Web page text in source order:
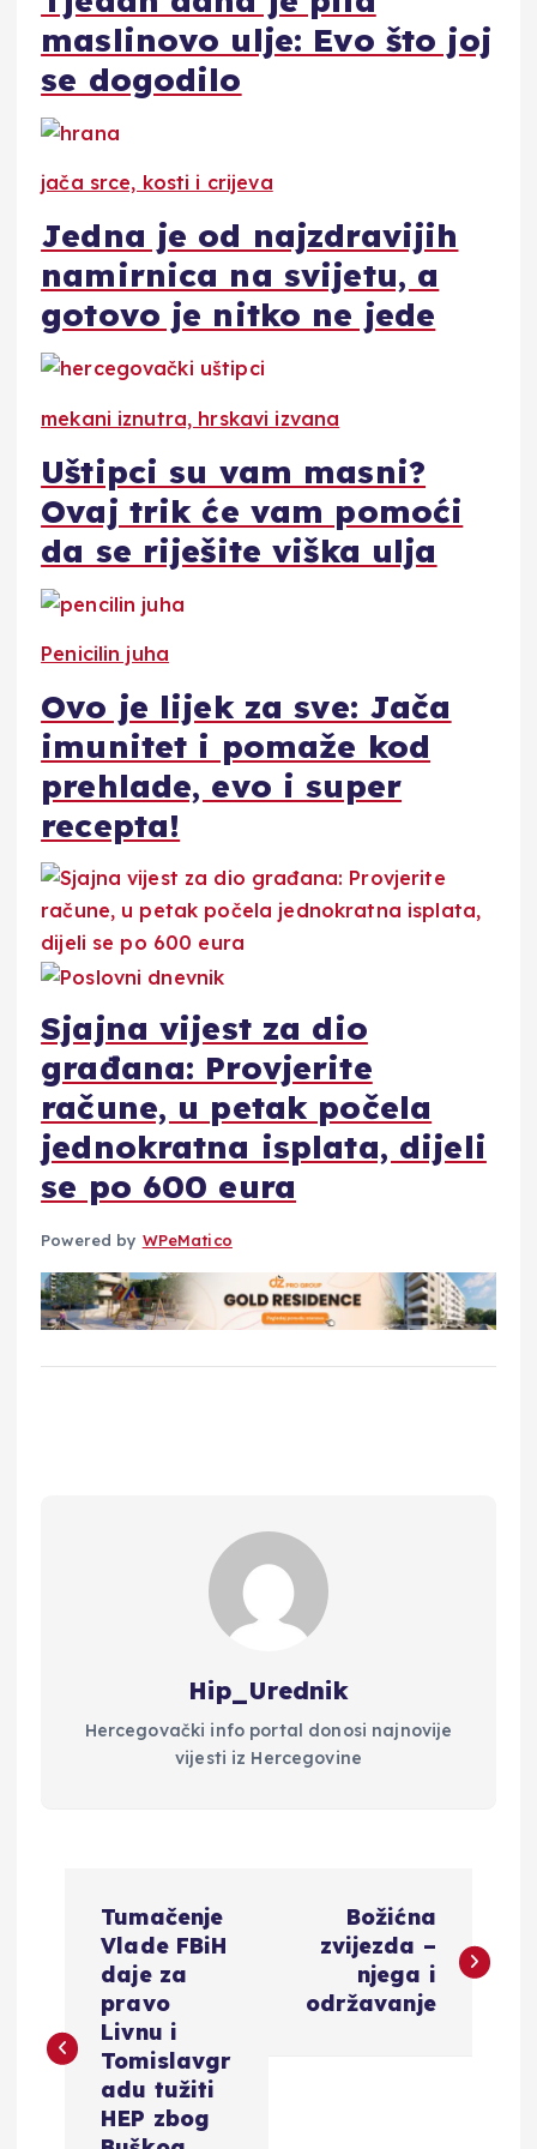
maslinovo ulje: Evo što joj
se dogodilo
jača srce, kosti i crijeva
Jedna je od najzdravijih
namirnica na svijetu, a
gotovo je nitko ne jede
mekani iznutra, hrskavi izvana
Uštipci su vam masni?
Ovaj trik će vam pomoći
da se riješite viška ulja
Penicilin juha
Ovo je lijek za sve: Jača
imunitet i pomaže kod
prehlade, evo i super
recepta!
Sjajna vijest za dio
građana: Provjerite
račune, u petak počela
jednokratna isplata, dijeli
se po 600 eura
Powered by WPeMatico
Hip_Urednik
Hercegovački info portal donosi najnovije
vijesti iz Hercegovine
i
Tumačenje
Vlade FBiH
daje za
pravo
Livnu i
Tomislavgr
adu tužiti
HEP zbog
Božićna
zvijezda –
njega i
održavanje